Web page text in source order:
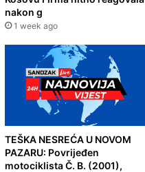
nakon g
1 week ago
TEŠKA NESREĆA U NOVOM
PAZARU: Povrijeđen
motociklista Č. B. (2001),